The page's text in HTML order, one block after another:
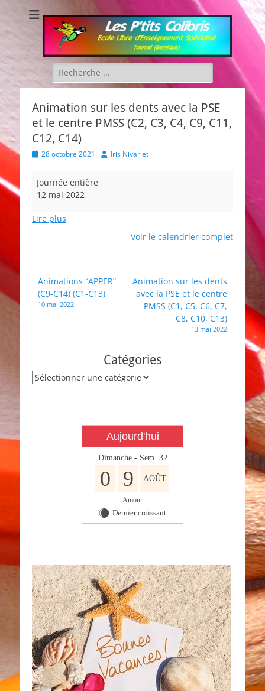
Les P'tits Colibris
Rechercher :
Animation sur les dents avec la PSE
et le centre PMSS (C2, C3, C4, C9, C11,
C12, C14)
Posted
28 octobre 2021 AuthorIris Nivarlet
Animation
sur
dents
centre
PMSS
C12,
Journée entière
12 mai 2022
Lire plus
Voir le calendrier complet
Navigation
de
Animations “APPER”
(C9-C14) (C1-C13)
10 mai 2022
Animation sur les dents
avec la PSE et le centre
PMSS (C1, C5, C6, C7,
C8, C10, C13)
13 mai 2022
Catégories
Catégories
Aujourd'hui
Dimanche - Sem. 32
0 9 AOÛT
Amour
X Dernier croissant